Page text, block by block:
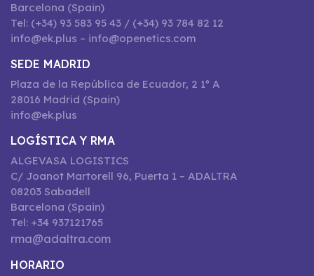
Barcelona (Spain)
Tel: (+34) 93 583 95 43 / (+34) 93 784 82 12
info@ek.plus – info@openetics.com
SEDE MADRID
Plaza de la República de Ecuador, 2 1º A
28016 Madrid (Spain)
info@ek.plus
LOGÍSTICA Y RMA
ALGEVASA LOGISTICS
C/ Joanot Martorell 96, Puerta 1 – ADALTRA
08203 Sabadell
Barcelona (Spain)
Tel: +34 937121765
rma@adaltra.com
HORARIO